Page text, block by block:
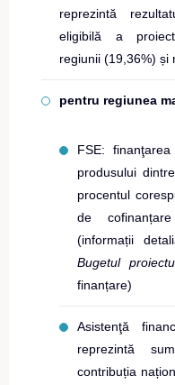
reprezintă
eligibilă a
regiunii (19,36%) și
pentru regiunea
FSE:
produsului
procentul
de
(informații
Bugetul
finanțare)
Asistenţă
reprezintă
contribuția